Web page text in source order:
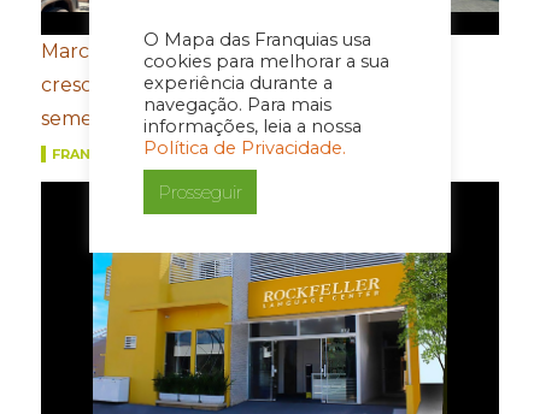
O Mapa das Franquias usa
cookies para melhorar a sua
experiência durante a
navegação. Para mais
informações, leia a nossa
Política de Privacidade.
Prosseguir
Marcas do Grupo FROTH registram
crescimento de dois dígitos no primeiro
semestre
FRANQUIAS